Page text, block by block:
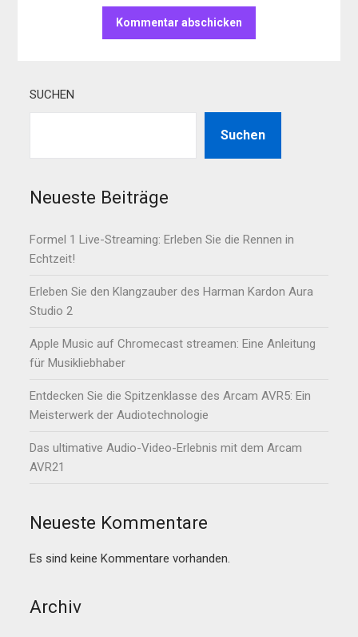
SUCHEN
Suchen
Neueste Beiträge
Formel 1 Live-Streaming: Erleben Sie die Rennen in
Echtzeit!
Erleben Sie den Klangzauber des Harman Kardon Aura
Studio 2
Apple Music auf Chromecast streamen: Eine Anleitung
für Musikliebhaber
Entdecken Sie die Spitzenklasse des Arcam AVR5: Ein
Meisterwerk der Audiotechnologie
Das ultimative Audio-Video-Erlebnis mit dem Arcam
AVR21
Neueste Kommentare
Es sind keine Kommentare vorhanden.
Archiv